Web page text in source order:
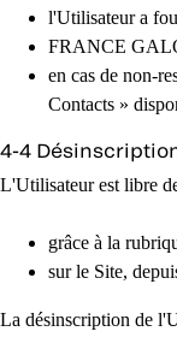
l'Utilisateur a
FRANCE
en cas de non-
Contacts »
4-4
L'Utilisateur est libre
grâce à la
sur le Site,
La désinscription de